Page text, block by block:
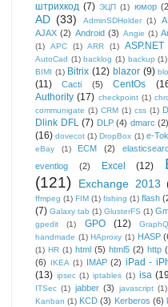
штрихкод (7) ЭЦП (1) юмор
AD (33) AdminSDHolder (1)
AJAX (2) Android (3) Angie (1)
(1)
APC (1) ARR (1) ASP.NET
AutoCad (1) backlog (1) backup (1)
BIMI (1) Bitrix (12) blazor (9)
(11)
Cacti (5) CentOs
Authority (17) checkpoint (1)
communigate (1) CRM (1) css (1)
Dlink DFL (7) DLP (4) dmarc (2)
(16) dovecot (1) DropBox (1) e-
eBay (1) ECM (2)
eventlog
(2) Excel (12)
(121)
Exchange 2013
ffmpeg (1) FIM (1) fishing (1) flash
(7) Galaxy tab (1) GlusterFS (1)
gpedit (1) GPO (12)
handmade (1) HAproxy (1) HASP
(1) HR (1) html (5) html5 (2) http
(6)
IKEA (1) IMAP (2) iPad -
(13) ipsec (1) iptables (1) isa
ITSec (1) jabber (3) javascript (1)
Kanban (1) KCD (3) Kerberos (6)